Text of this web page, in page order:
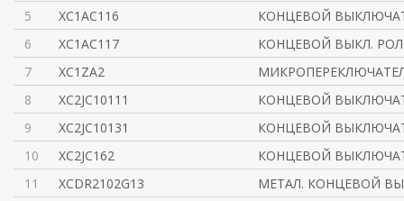
5
XC1AC116
КОНЦЕВОЙ
6
XC1AC117
КОНЦЕВОЙ ВЫКЛ.
7
XC1ZA2
8
XC2JC10111
КОНЦЕВОЙ
9
XC2JC10131
КОНЦЕВОЙ
10
XC2JC162
КОНЦЕВОЙ
11
XCDR2102G13
МЕТАЛ. КОНЦЕВОЙ